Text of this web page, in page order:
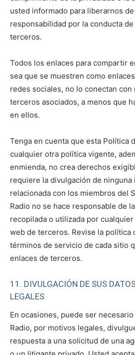
usted informado para liberarnos
responsabilidad por la conducta
terceros.
Todos los enlaces para compartir
sea que se muestren como
redes sociales, no lo conectan con
terceros asociados, a menos que
en ellos.
Tenga en cuenta que esta Política
cualquier otra política vigente,
enmienda, no crea derechos
requiere la divulgación de
relacionada con los miembros del
Radio no se hace responsable de
recopilada o utilizada por
web de terceros. Revise la política
términos de servicio de cada sitio
enlaces de terceros.
11. DIVULGACIÓN DE SUS
LEGALES
En ocasiones, puede ser
Radio, por motivos legales,
respuesta a una solicitud de una